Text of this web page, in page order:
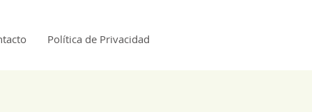
Política de Privacidad